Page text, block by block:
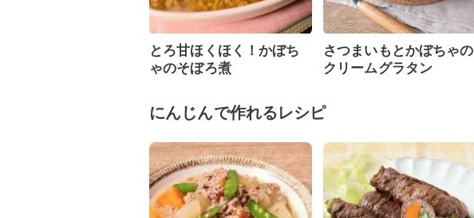
とろ甘ほくほく！かぼち
ゃのそぼろ煮
さつまいもとかぼちゃの
クリームグラタン
にんじんで作れるレシピ